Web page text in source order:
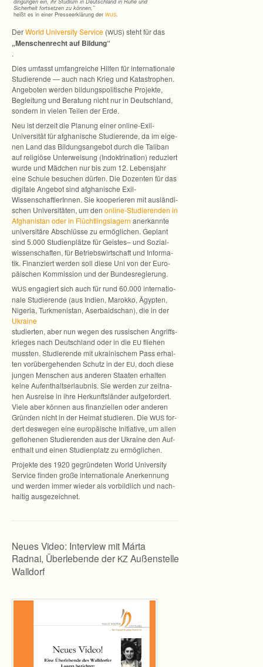
Sicher­heit fort­set­zen zu kön­nen,”
heißt es in einer Pres­se­er­klä­rung der WUS.
DerWorld Uni­ver­sity Ser­vice (WUS) steht für das
„Men­schen­recht auf Bil­dung“
.
Dies umfasst umfang­rei­che Hil­fen für inter­na­tio­nale
Stu­die­rende — auch nach Krieg und Kata­stro­phen.
Ange­bo­ten wer­den bil­dungs­po­li­ti­sche Pro­jekte,
Beglei­tung und Bera­tung nicht nur in Deutsch­land,
son­dern in vie­len Tei­len der Erde.
Neu ist der­zeit die Pla­nung einer online-Exil-
Universität für afgha­ni­sche Stu­die­rende, da im eige­
nen Land das Bil­dungs­an­ge­bot durch die Tali­ban
auf reli­giöse Unter­wei­sung (Indok­tri­na­tion) redu­ziert
wurde und Mäd­chen nur bis zum 12. Lebens­jahr
eine Schule besu­chen dür­fen. Die Dozen­ten für das
digi­tale Ange­bot sind afgha­ni­sche Exil-
WissenschaftlerInnen. Sie koope­rie­ren mit aus­län­di­
schen Uni­ver­si­tä­ten, um den online-Studierenden in
Afgha­nis­tan oder in Flücht­lings­la­gern aner­kannte
uni­ver­si­täre Abschlüsse zu ermög­li­chen. Geplant
sind 5.000 Stu­di­en­plätze für Geis­tes– und Sozi­al­
wis­sen­schaf­ten, für Betriebs­wirt­schaft und Infor­ma­
tik. Finan­ziert wer­den soll diese Uni von der Euro­
päi­schen Kom­mis­sion und der Bundesregierung.
WUS enga­giert sich auch für rund 60.000 inter­na­tio­
nale Stu­die­rende (aus Indien, Marokko, Ägyp­ten,
Nige­ria, Turk­me­nis­tan, Aser­baid­schan), die in der
Ukraine
stu­dier­ten, aber nun wegen des rus­si­schen Angriffs­
krie­ges nach Deutsch­land oder in die EU flie­hen
muss­ten. Stu­die­rende mit ukrai­ni­schem Pass erhal­
ten vor­über­ge­hen­den Schutz in der EU, doch diese
jun­gen Men­schen aus ande­ren Staa­ten erhal­ten
keine Auf­ent­halts­er­laub­nis. Sie wer­den zur zeit­na­
hen Aus­reise in ihre Her­kunfts­län­der auf­ge­for­dert.
Viele aber kön­nen aus finan­zi­el­len oder ande­ren
Grün­den nicht in der Hei­mat stu­die­ren. Die WUS for­
dert des­we­gen eine euro­päi­sche Initia­tive, um allen
geflo­he­nen Stu­die­ren­den aus der Ukraine den Auf­
ent­halt und einen Stu­di­en­platz zu ermöglichen.
Pro­jekte des 1920 gegrün­de­ten World Uni­ver­sity
Ser­vice fin­den große inter­na­tio­nale Aner­ken­nung
und wer­den immer wie­der als vor­bild­lich und nach­
hal­tig ausgezeichnet.
Neues Video: Interview mit Márta
Radnai, Überlebende der KZ Außenstelle
Walldorf